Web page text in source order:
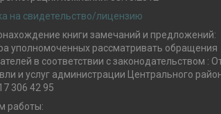
на свидетельство/лицензию
книги замечаний и предложений:
уполномоченных рассматривать обращения
в соответствии с законодательством :
и услуг администрации Центрального
306 42 95
работы: